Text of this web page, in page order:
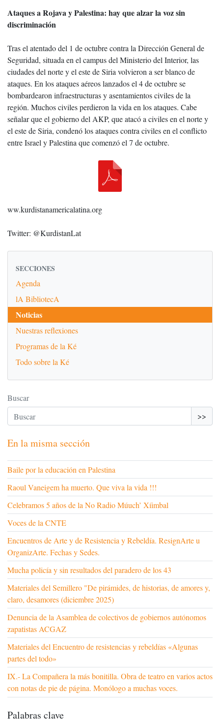
Ataques a Rojava y Palestina: hay que alzar la voz sin
discriminación
Tras el atentado del 1 de octubre contra la Dirección General de
Seguridad, situada en el campus del Ministerio del Interior, las
ciudades del norte y el este de Siria volvieron a ser blanco de
ataques. En los ataques aéreos lanzados el 4 de octubre se
bombardearon infraestructuras y asentamientos civiles de la
región. Muchos civiles perdieron la vida en los ataques. Cabe
señalar que el gobierno del AKP, que atacó a civiles en el norte y
el este de Siria, condenó los ataques contra civiles en el conflicto
entre Israel y Palestina que comenzó el 7 de octubre.
ww.kurdistanamericalatina.org
Twitter: @KurdistanLat
SECCIONES
Agenda
lA BibliotecA
Noticias
Nuestras reflexiones
Programas de la Ké
Todo sobre la Ké
Buscar
>>
En la misma sección
Baile por la educación en Palestina
Raoul Vaneigem ha muerto. Que viva la vida !!!
Celebramos 5 años de la No Radio Múuch’ Xíimbal
Voces de la CNTE
Encuentros de Arte y de Resistencia y Rebeldía. ResignArte u
OrganizArte. Fechas y Sedes.
Mucha policía y sin resultados del paradero de los 43
Materiales del Semillero "De pirámides, de historias, de amores y,
claro, desamores (diciembre 2025)
Denuncia de la Asamblea de colectivos de gobiernos autónomos
zapatistas ACGAZ
Materiales del Encuentro de resistencias y rebeldías «Algunas
partes del todo»
IX.- La Compañera la más bonitilla. Obra de teatro en varios actos
con notas de pie de página. Monólogo a muchas voces.
Palabras clave